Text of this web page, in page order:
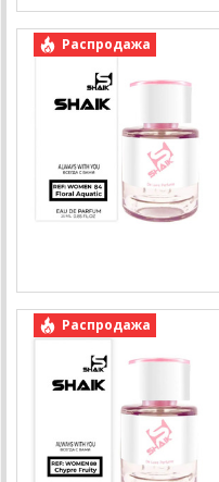
Распродажа
Распродажа